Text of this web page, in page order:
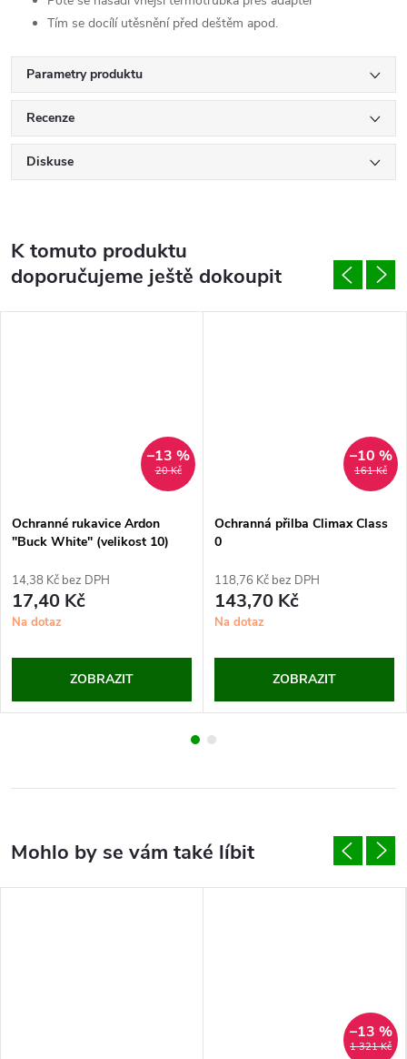
Tím se docílí utěsnění před deštěm apod.
Parametry produktu
Recenze
Diskuse
K tomuto produktu
doporučujeme ještě dokoupit
20 Kč
–13 %
Ochranné rukavice Ardon
"Buck White" (velikost 10)
14,38 Kč bez DPH
17,40 Kč
Na dotaz
ZOBRAZIT
161 Kč
–10 %
Ochranná přilba Climax Class
0
118,76 Kč bez DPH
143,70 Kč
Na dotaz
ZOBRAZIT
1 321 Kč
–13 %